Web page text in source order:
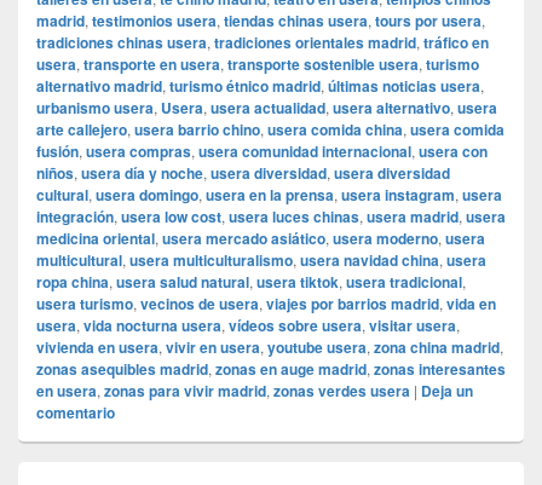
madrid, testimonios usera, tiendas chinas usera, tours por usera,
tradiciones chinas usera, tradiciones orientales madrid, tráfico en
usera, transporte en usera, transporte sostenible usera, turismo
alternativo madrid, turismo étnico madrid, últimas noticias usera,
urbanismo usera, Usera, usera actualidad, usera alternativo, usera
arte callejero, usera barrio chino, usera comida china, usera comida
fusión, usera compras, usera comunidad internacional, usera con
niños, usera día y noche, usera diversidad, usera diversidad
cultural, usera domingo, usera en la prensa, usera instagram, usera
integración, usera low cost, usera luces chinas, usera madrid, usera
medicina oriental, usera mercado asiático, usera moderno, usera
multicultural, usera multiculturalismo, usera navidad china, usera
ropa china, usera salud natural, usera tiktok, usera tradicional,
usera turismo, vecinos de usera, viajes por barrios madrid, vida en
usera, vida nocturna usera, vídeos sobre usera, visitar usera,
vivienda en usera, vivir en usera, youtube usera, zona china madrid,
zonas asequibles madrid, zonas en auge madrid, zonas interesantes
en usera, zonas para vivir madrid, zonas verdes usera | Deja un
comentario